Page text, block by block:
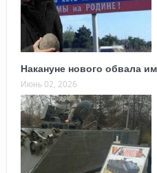
Накануне нового обвала
Июнь 02, 2026